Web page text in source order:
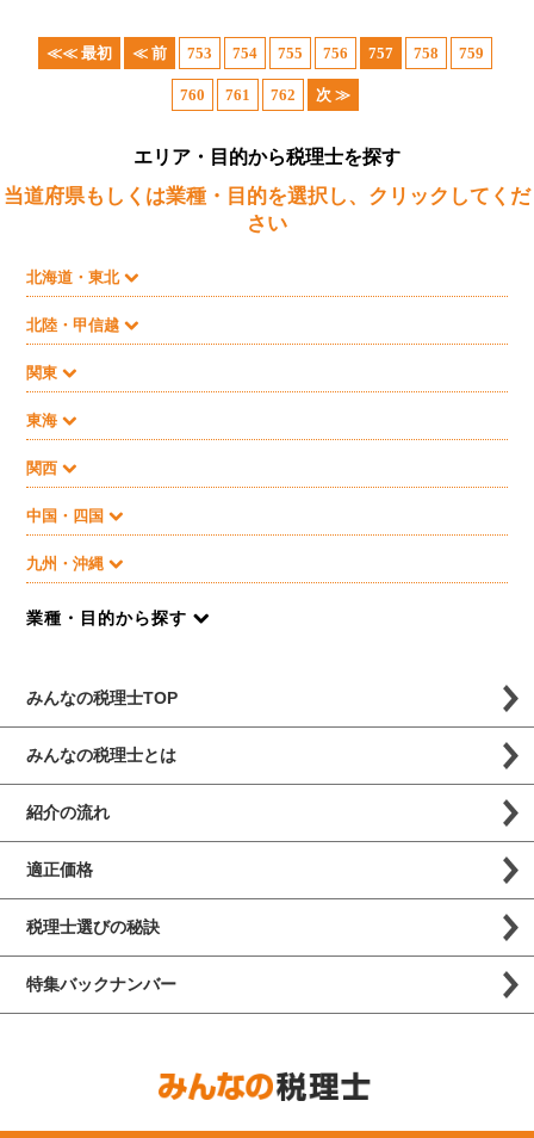
≪≪ 最初 ≪ 前 753 754 755 756 757 758 759
760 761 762 次 ≫
エリア・目的から税理士を探す
当道府県もしくは業種・目的を選択し、クリックしてくだ
さい
北海道・東北
北陸・甲信越
関東
東海
関西
中国・四国
九州・沖縄
業種・目的から探す
みんなの税理士TOP
みんなの税理士とは
紹介の流れ
適正価格
税理士選びの秘訣
特集バックナンバー